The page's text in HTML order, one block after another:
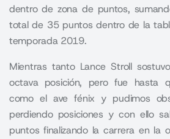
dentro de zona de puntos,
total de 35 puntos dentro de la
temporada 2019.
Mientras tanto Lance Stroll
octava posición, pero fue hasta
como el ave fénix y pudimos
perdiendo posiciones y con ello
puntos finalizando la carrera en la